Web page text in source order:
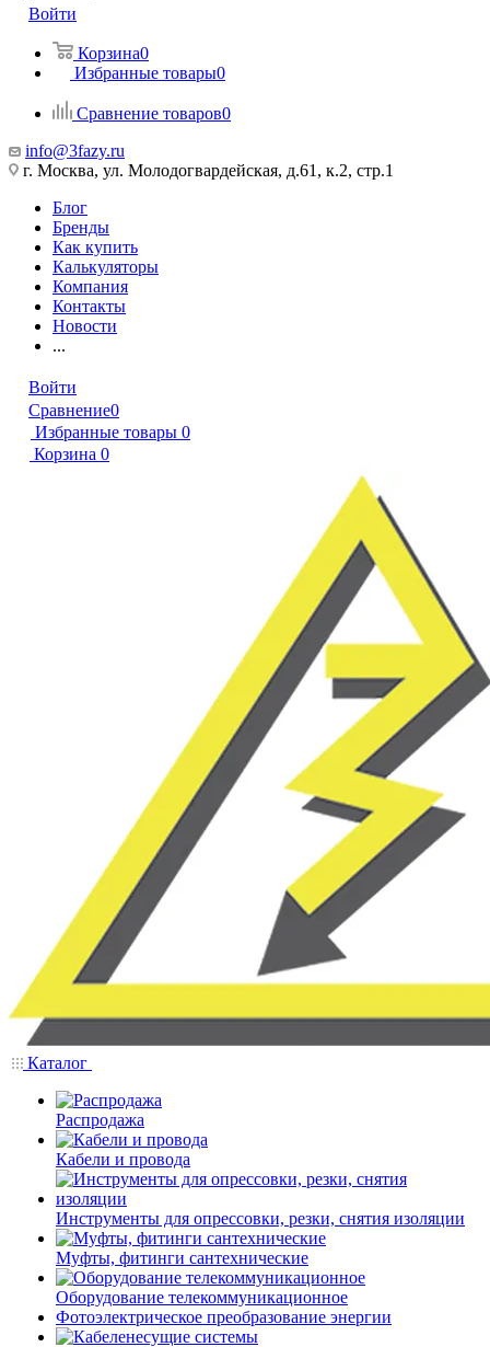
Войти
Корзина0
Избранные товары0
Сравнение товаров0
info@3fazy.ru
г. Москва, ул. Молодогвардейская, д.61, к.2, стр.1
Блог
Бренды
Как купить
Калькуляторы
Компания
Контакты
Новости
...
Войти
Сравнение0
Избранные товары 0
Корзина 0
Каталог
Распродажа
Кабели и провода
Инструменты для опрессовки, резки, снятия изоляции
Муфты, фитинги сантехнические
Оборудование телекоммуникационное
Фотоэлектрическое преобразование энергии